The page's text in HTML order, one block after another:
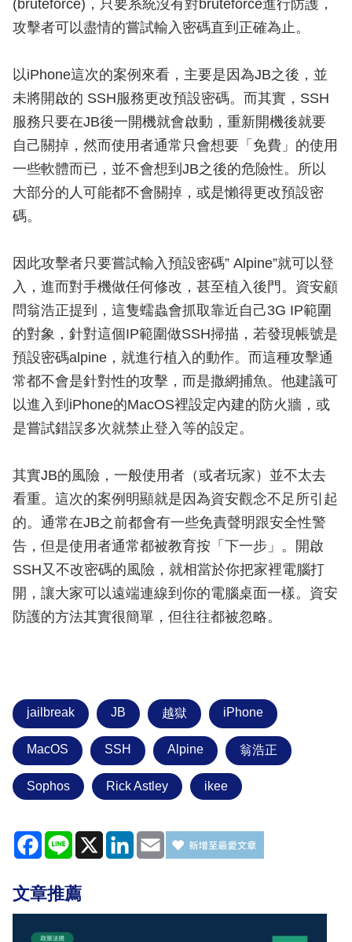
(bruteforce)，只要系統沒有對bruteforce進行防護，
攻擊者可以盡情的嘗試輸入密碼直到正確為止。
以iPhone這次的案例來看，主要是因為JB之後，並
未將開啟的 SSH服務更改預設密碼。而其實，SSH
服務只要在JB後一開機就會啟動，重新開機後就要
自己關掉，然而使用者通常只會想要「免費」的使用
一些軟體而已，並不會想到JB之後的危險性。所以
大部分的人可能都不會關掉，或是懶得更改預設密
碼。
因此攻擊者只要嘗試輸入預設密碼” Alpine”就可以登
入，進而對手機做任何修改，甚至植入後門。資安顧
問翁浩正提到，這隻蠕蟲會抓取靠近自己3G IP範圍
的對象，針對這個IP範圍做SSH掃描，若發現帳號是
預設密碼alpine，就進行植入的動作。而這種攻擊通
常都不會是針對性的攻擊，而是撒網捕魚。他建議可
以進入到iPhone的MacOS裡設定內建的防火牆，或
是嘗試錯誤多次就禁止登入等的設定。
其實JB的風險，一般使用者（或者玩家）並不太去
看重。這次的案例明顯就是因為資安觀念不足所引起
的。通常在JB之前都會有一些免責聲明跟安全性警
告，但是使用者通常都被教育按「下一步」。開啟
SSH又不改密碼的風險，就相當於你把家裡電腦打
開，讓大家可以遠端連線到你的電腦桌面一樣。資安
防護的方法其實很簡單，但往往都被忽略。
jailbreak JB 越獄 iPhone
MacOS SSH Alpine 翁浩正
Sophos Rick Astley ikee
Facebook
Line X LinkedIn
Email
文章推薦